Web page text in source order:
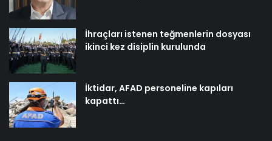
İhraçları istenen teğmenlerin dosyası
ikinci kez disiplin kurulunda
İktidar, AFAD personeline kapıları
kapattı…